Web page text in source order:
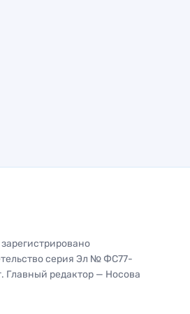
серия Эл № ФС77-
Главный редактор — Носова